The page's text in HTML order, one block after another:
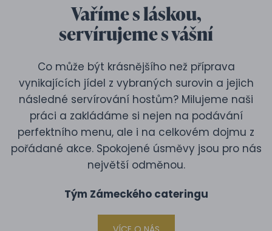
Vaříme s láskou,
servírujeme s vášní
Co může být krásnějšího než příprava
vynikajících jídel z vybraných surovin a jejich
následné servírování hostům? Milujeme naši
práci a zakládáme si nejen na podávání
perfektního menu, ale i na celkovém dojmu z
pořádané akce. Spokojené úsměvy jsou pro nás
největší odměnou.
Tým Zámeckého cateringu